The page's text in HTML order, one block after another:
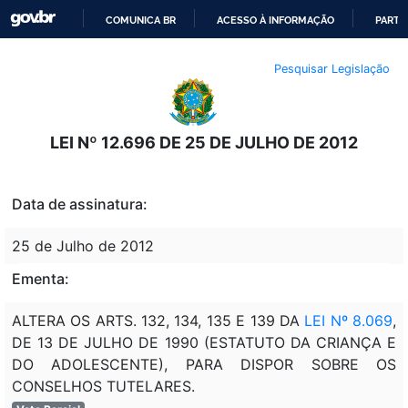
O
CONTEÚDO
COMUNICA BR ACESSO À INFORMAÇÃO
Pesquisar Legislação
LEI Nº 12.696 DE 25 DE JULHO DE 2012
Data de assinatura:
25 de Julho de 2012
Ementa:
ALTERA OS ARTS. 132, 134, 135 E 139 DA LEI Nº 8.069,
DE 13 DE JULHO DE 1990 (ESTATUTO DA CRIANÇA E
DO ADOLESCENTE), PARA DISPOR SOBRE OS
CONSELHOS TUTELARES.